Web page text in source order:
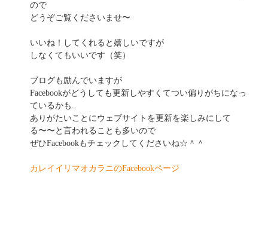
ので
どうぞご覧くださいませ〜
いいね！してくれると嬉しいですが
しなくてもいいです（笑）
ブログも励んでいますが
Facebookがどうしても更新しやすくてつい偏りがちになっ
ているかも..
ありがたいことにウェブサイトを更新を楽しみにして
る〜〜と言われることも多いので
ぜひFacebookもチェックしてくださいね☆＾＾
カレイイリマオカラニのFacebookページ